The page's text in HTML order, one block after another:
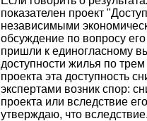
показателен проект
независимыми
обсуждение по вопросу
пришли к единогласному
доступности жилья по
проекта эта доступность
экспертами возник спор:
проекта или вследствие
утверждаю, что вследствие.